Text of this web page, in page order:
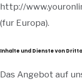
http://
(fur Europa).
Inhalte und Dienste von
Das Angebot auf